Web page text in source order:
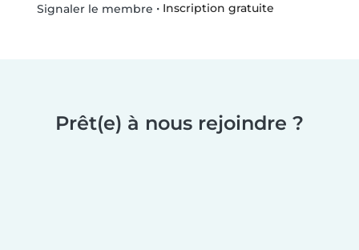
Signaler le membre • Inscription gratuite
Prêt(e) à nous rejoindre ?